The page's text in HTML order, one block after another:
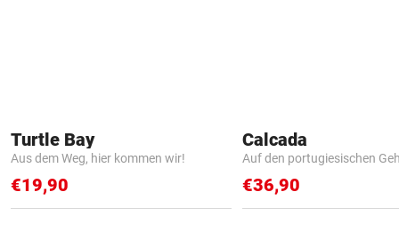
Turtle Bay
Aus dem Weg, hier kommen wir!
€19,90
Calcada
Auf den portugiesischen
€36,90